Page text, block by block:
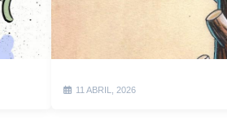
11 ABRIL, 2026